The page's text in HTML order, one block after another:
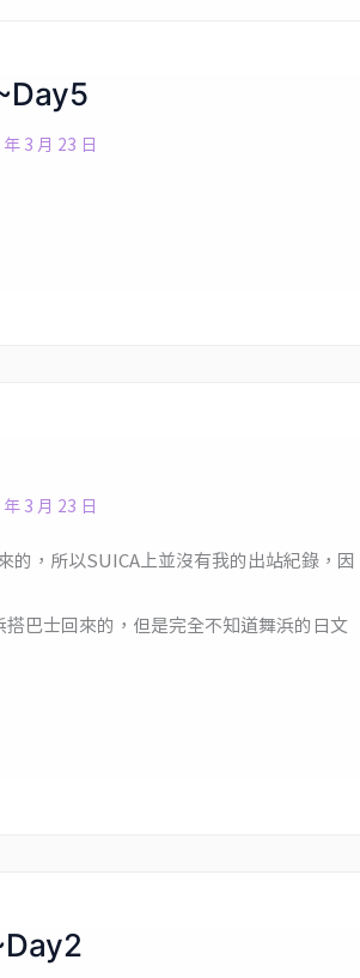
3 月 23 日
3 月 23 日
的，所以SUICA上並沒有我的出站紀錄，因
巴士回來的，但是完全不知道舞浜的日文